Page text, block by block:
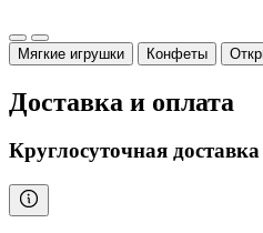
Мягкие игрушки Конфеты
Доставка и оплата
Круглосуточная доставка